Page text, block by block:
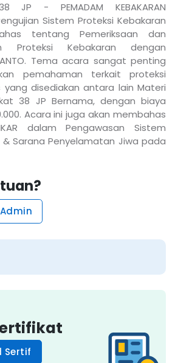
JP - PEMADAM KEBAKARAN
Sistem Proteksi Kebakaran
tentang Pemeriksaan dan
Proteksi Kebakaran dengan
Tema acara sangat penting
pemahaman terkait proteksi
yang disediakan antara lain Materi
38 JP Bernama, dengan biaya
Acara ini juga akan membahas
dalam Pengawasan Sistem
& Sarana Penyelamatan Jiwa pada
Sertif